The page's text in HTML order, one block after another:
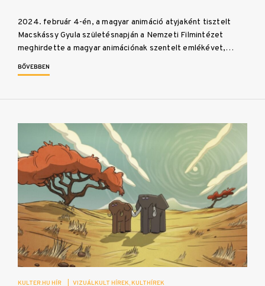
2024. február 4-én, a magyar animáció atyjaként tisztelt
Macskássy Gyula születésnapján a Nemzeti Filmintézet
meghirdette a magyar animációnak szentelt emlékévet,…
BŐVEBBEN
KULTER.HU HÍR VIZUÁLKULT HÍREK KULTHÍREK